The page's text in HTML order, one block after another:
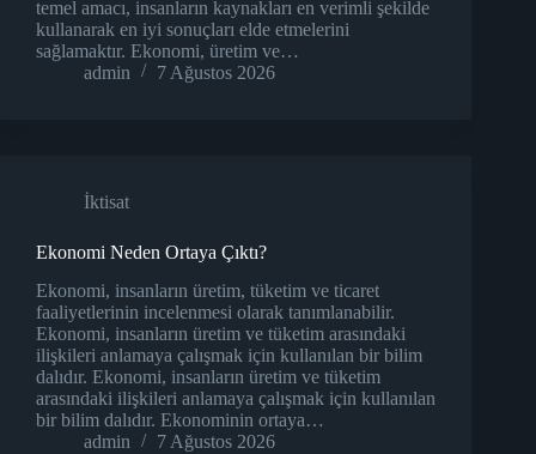
temel amacı, insanların kaynakları en verimli şekilde
kullanarak en iyi sonuçları elde etmelerini
sağlamaktır. Ekonomi, üretim ve…
admin
7 Ağustos 2026
İktisat
Ekonomi Neden Ortaya Çıktı?
Ekonomi, insanların üretim, tüketim ve ticaret
faaliyetlerinin incelenmesi olarak tanımlanabilir.
Ekonomi, insanların üretim ve tüketim arasındaki
ilişkileri anlamaya çalışmak için kullanılan bir bilim
dalıdır. Ekonomi, insanların üretim ve tüketim
arasındaki ilişkileri anlamaya çalışmak için kullanılan
bir bilim dalıdır. Ekonominin ortaya…
admin
7 Ağustos 2026